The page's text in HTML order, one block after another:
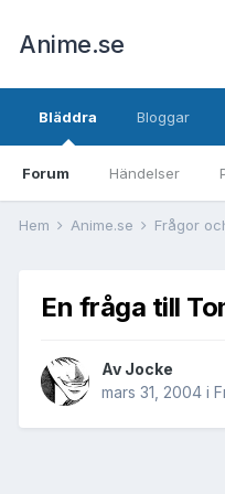
Anime.se
Bläddra
Forum Händelser
Bloggar
Hem Anime.se Frågor
En fråga till
Av Jocke
mars 31, 2004 i